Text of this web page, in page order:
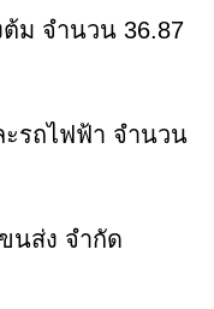
ม จำนวน 36.87
ะรถไฟฟ้า จำนวน
นส่ง จำกัด